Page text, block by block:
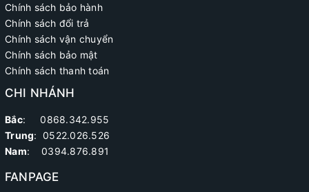
Chính sách bảo hành
Chính sách đổi trả
Chính sách vận chuyển
Chính sách bảo mật
Chính sách thanh toán
CHI NHÁNH
Bắc: 0868.342.955
Trung: 0522.026.526
Nam: 0394.876.891
FANPAGE